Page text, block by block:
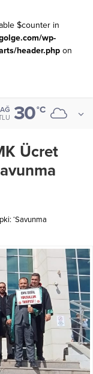
$counter in
wp-
header.phpon
30°C
Ücret
‘Savunma